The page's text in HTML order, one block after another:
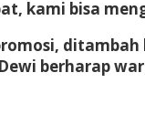
kami bisa
berharap